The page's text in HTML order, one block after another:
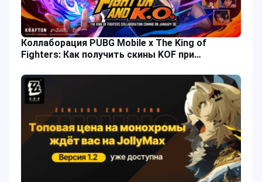
Коллаборация PUBG Mobile x The King of
Fighters: Как получить скины KOF при